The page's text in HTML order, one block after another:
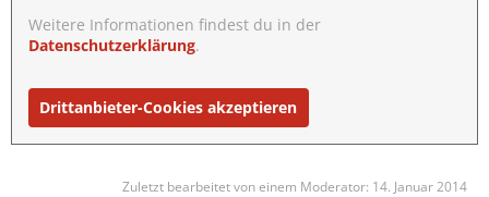
Weitere Informationen findest du in der
Datenschutzerklärung.
Drittanbieter-Cookies akzeptieren
Zuletzt bearbeitet von einem Moderator: 14. Januar 2014